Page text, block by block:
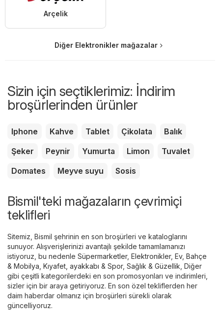
Arçelik
Diğer Elektronikler mağazalar
Sizin için seçtiklerimiz: İndirim
broşürlerinden ürünler
Iphone Kahve Tablet Çikolata
Balık
Şeker
Peynir Yumurta Limon
Tuvalet
Domates
Meyve suyu Sosis
Bismil'teki mağazaların çevrimiçi
teklifleri
Sitemiz, Bismil şehrinin en son broşürleri ve kataloglarını
sunuyor. Alışverişlerinizi avantajlı şekilde tamamlamanızı
istiyoruz, bu nedenle Süpermarketler, Elektronikler, Ev, Bahçe
& Mobilya Kıyafet, ayakkabı & Spor, Sağlık & Güzellik Diğer
gibi çeşitli kategorilerdeki en son promosyonları ve indirimleri,
sizler için bir araya getiriyoruz. En son özel tekliflerden her
daim haberdar olmanız için broşürleri sürekli olarak
güncelliyoruz.